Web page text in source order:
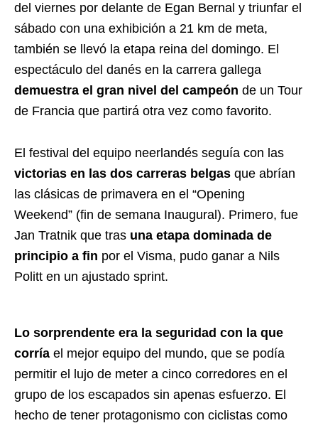
del viernes por delante de Egan Bernal y triunfar el
sábado con una exhibición a 21 km de meta,
también se llevó la etapa reina del domingo. El
espectáculo del danés en la carrera gallega
demuestra el gran nivel del campeón de un Tour
de Francia que partirá otra vez como favorito.
El festival del equipo neerlandés seguía con las
victorias en las dos carreras belgas que abrían
las clásicas de primavera en el “Opening
Weekend” (fin de semana Inaugural). Primero, fue
Jan Tratnik que tras una etapa dominada de
principio a fin por el Visma, pudo ganar a Nils
Politt en un ajustado sprint.
Lo sorprendente era la seguridad con la que
corría el mejor equipo del mundo, que se podía
permitir el lujo de meter a cinco corredores en el
grupo de los escapados sin apenas esfuerzo. El
hecho de tener protagonismo con ciclistas como